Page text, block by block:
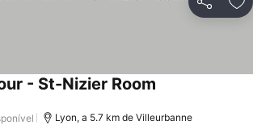
Partilhar
- St-Nizier Room
Lyon, a 5.7 km de Villeurbanne